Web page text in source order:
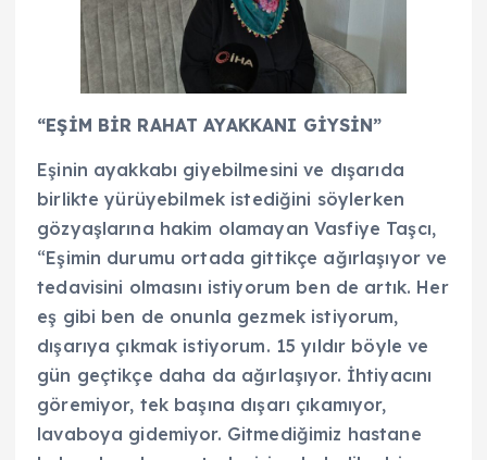
“EŞİM BİR RAHAT AYAKKANI GİYSİN”
Eşinin ayakkabı giyebilmesini ve dışarıda
birlikte yürüyebilmek istediğini söylerken
gözyaşlarına hakim olamayan Vasfiye Taşcı,
“Eşimin durumu ortada gittikçe ağırlaşıyor ve
tedavisini olmasını istiyorum ben de artık. Her
eş gibi ben de onunla gezmek istiyorum,
dışarıya çıkmak istiyorum. 15 yıldır böyle ve
gün geçtikçe daha da ağırlaşıyor. İhtiyacını
göremiyor, tek başına dışarı çıkamıyor,
lavaboya gidemiyor. Gitmediğimiz hastane